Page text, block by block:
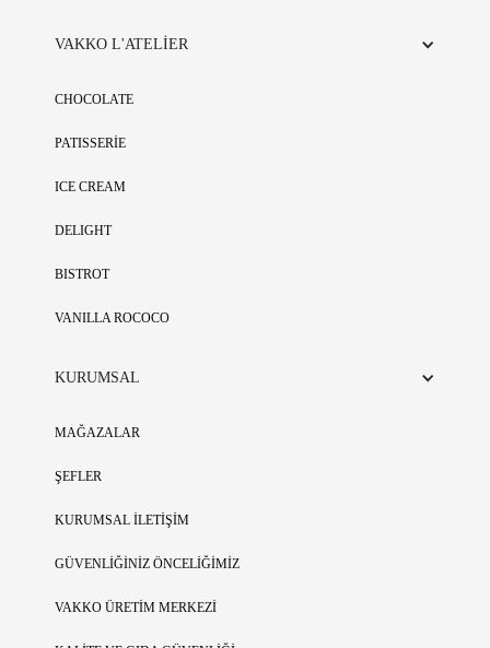
VAKKO L'ATELİER
CHOCOLATE
PATISSERİE
ICE CREAM
DELIGHT
BISTROT
VANILLA ROCOCO
KURUMSAL
MAĞAZALAR
ŞEFLER
KURUMSAL İLETİŞİM
GÜVENLİĞİNİZ ÖNCELİĞİMİZ
VAKKO ÜRETİM MERKEZİ